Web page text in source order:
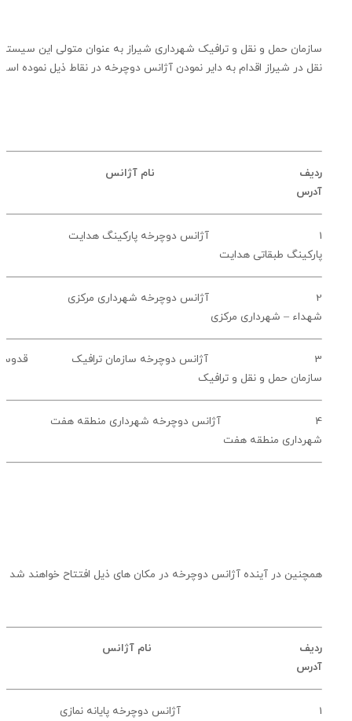
حمل و نقل و ترافيک شهرداری شيراز به عنوان متولی اين سيستم حمل و
در شيراز اقدام به داير نمودن آژانس دوچرخه در نقاط ذيل نموده است .
نام آژانس
آژانس دوچرخه پارکينگ هدايت خ هدايت
طبقاتی هدايت
آژانس دوچرخه شهرداری مرکزی ميدان
– شهرداری مرکزی
آژانس دوچرخه سازمان ترافيک قدوسی غربی –
حمل و نقل و ترافيک
آژانس دوچرخه شهرداری منطقه هفت
منطقه هفت
در آينده آژانس دوچرخه در مکان های ذيل افتتاح خواهند شد :
نام
آژانس دوچرخه پایانه نمازی